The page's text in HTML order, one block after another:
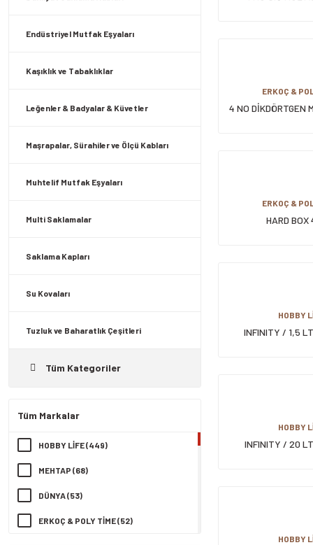
Endüstriyel Mutfak Eşyaları
Kaşıklık ve Tabaklıklar
Leğenler & Badyalar & Küvetler
Maşrapalar, Sürahiler ve Ölçü Kabları
Muhtelif Mutfak Eşyaları
Multi Saklamalar
Saklama Kapları
Su Kovaları
Tuzluk ve Baharatlık Çeşitleri
Tüm Kategoriler
Tüm Markalar
HOBBY LİFE (449)
MEHTAP (68)
DÜNYA (53)
ERKOÇ & POLY TİME (52)
ERKOÇ &
4 NO DİKDÖRTGEN
ERKOÇ &
HARD BOX
HOBBY
INFINITY / 1,5
HOBBY
INFINITY / 20
HOBBY